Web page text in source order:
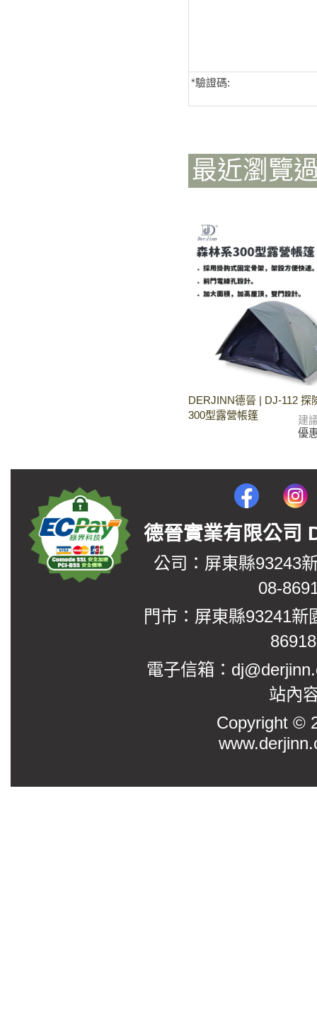
*驗證碼:
最近瀏覽
DERJINN德晉 | DJ-112 探
300型露營帳篷
建
優
德晉實業有限公
公司：屏東縣93243
08-
門市：屏東縣93241
電子信箱：
站內
Copyright ©